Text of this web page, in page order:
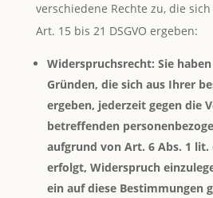
verschiedene Rechte zu, die
Art. 15 bis 21 DSGVO ergeben:
Widerspruchsrecht: Sie
Gründen, die sich aus Ihrer
ergeben, jederzeit gegen die
betreffenden
aufgrund von Art. 6 Abs. 1 lit.
erfolgt, Widerspruch
ein auf diese Bestimmungen